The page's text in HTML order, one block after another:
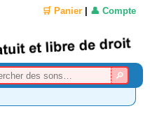
🛒 Panier 👤 Compte